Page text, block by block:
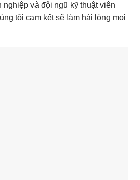
nghiệp và đội ngũ kỹ thuật viên
tôi cam kết sẽ làm hài lòng mọi